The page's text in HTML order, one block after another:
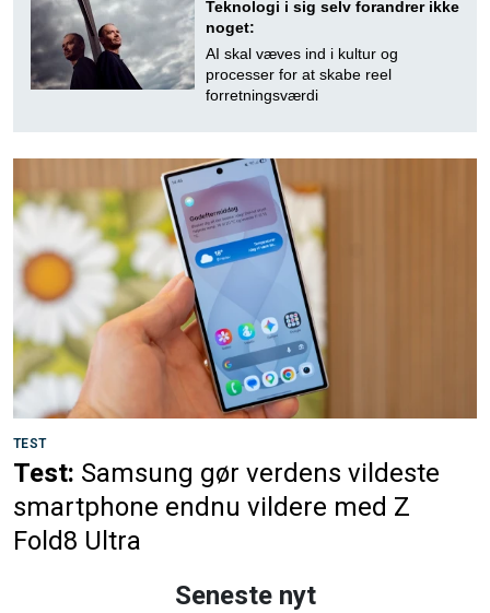
Teknologi i sig selv forandrer ikke
noget:
AI skal væves ind i kultur og
processer for at skabe reel
forretningsværdi
TEST
Test: Samsung gør verdens vildeste
smartphone endnu vildere med Z
Fold8 Ultra
Seneste nyt